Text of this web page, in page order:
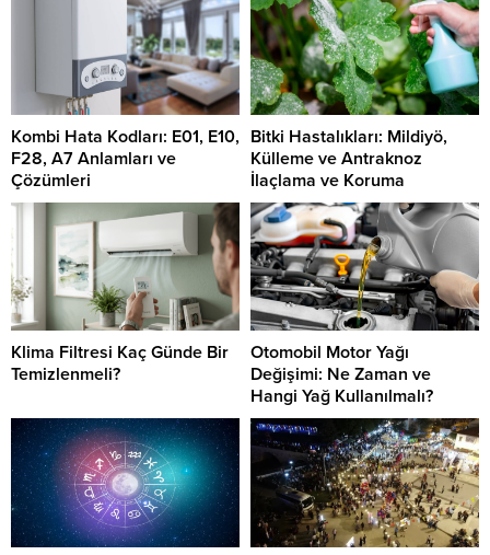
Kombi Hata Kodları: E01, E10,
F28, A7 Anlamları ve
Çözümleri
Bitki Hastalıkları: Mildiyö,
Külleme ve Antraknoz
İlaçlama ve Koruma
Klima Filtresi Kaç Günde Bir
Temizlenmeli?
Otomobil Motor Yağı
Değişimi: Ne Zaman ve
Hangi Yağ Kullanılmalı?